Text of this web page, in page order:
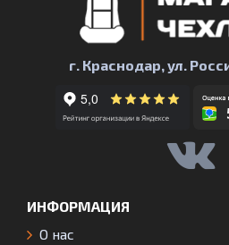
г. Краснодар, ул.
ИНФОРМАЦИЯ
О нас